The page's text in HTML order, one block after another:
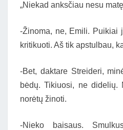
„Niekad anksčiau nesu
-Žinoma, ne, Emili. Puikiai
kritikuoti. Aš tik apstulbau,
-Bet, daktare Streideri,
bėdų. Tikiuosi, ne didelių.
norėtų žinoti.
-Nieko baisaus.